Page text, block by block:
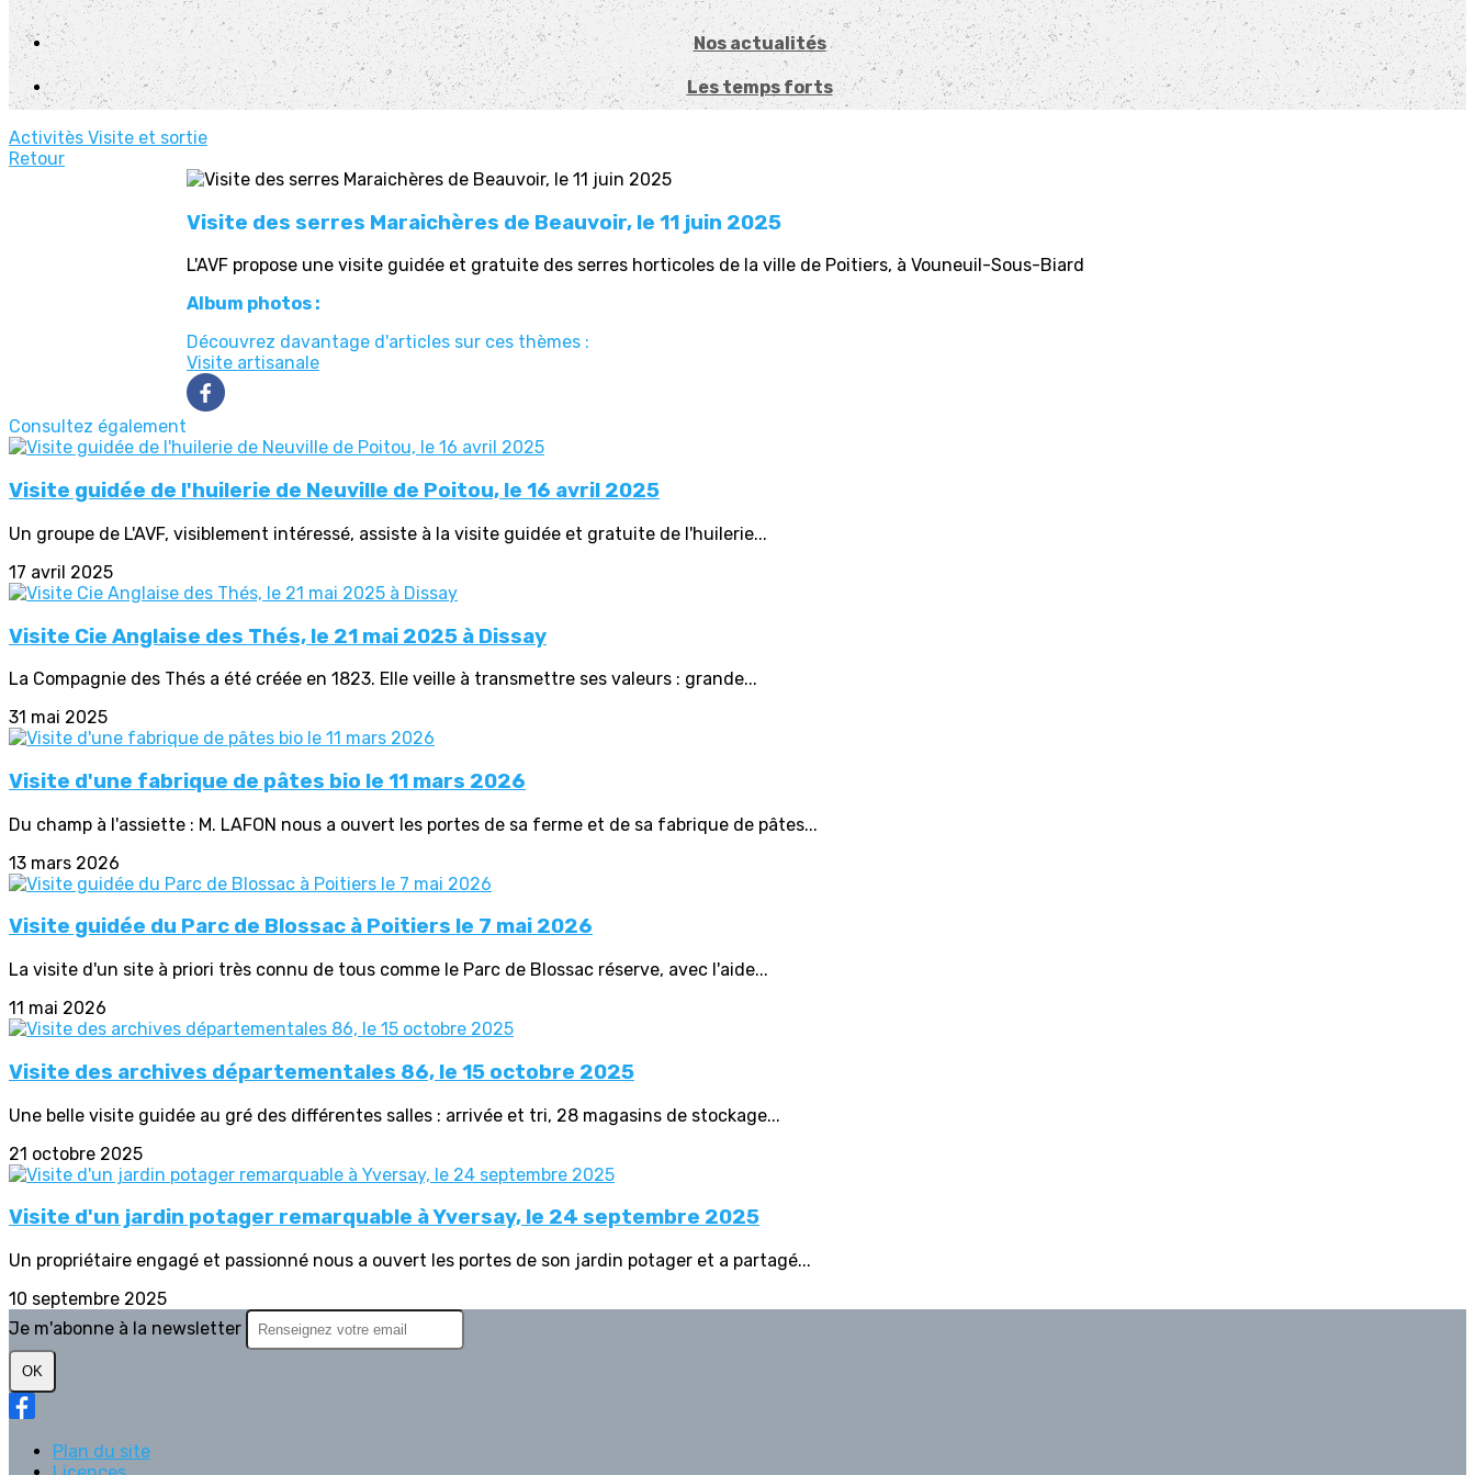
Nos actualités
Les temps forts
Activitès Visite et sortie
Retour
Visite des serres Maraichères de Beauvoir, le 11 juin 2025
L'AVF propose une visite guidée et gratuite des serres horticoles de la ville de Poitiers, à Vouneuil-Sous-Biard
Album photos :
Découvrez davantage d'articles sur ces thèmes :
Visite artisanale
Consultez également
Visite guidée de l'huilerie de Neuville de Poitou, le 16 avril 2025
Un groupe de L'AVF, visiblement intéressé, assiste à la visite guidée et gratuite de l'huilerie...
17 avril 2025
Visite Cie Anglaise des Thés, le 21 mai 2025 à Dissay
La Compagnie des Thés a été créée en 1823. Elle veille à transmettre ses valeurs : grande...
31 mai 2025
Visite d'une fabrique de pâtes bio le 11 mars 2026
Du champ à l'assiette : M. LAFON nous a ouvert les portes de sa ferme et de sa fabrique de pâtes...
13 mars 2026
Visite guidée du Parc de Blossac à Poitiers le 7 mai 2026
La visite d'un site à priori très connu de tous comme le Parc de Blossac réserve, avec l'aide...
11 mai 2026
Visite des archives départementales 86, le 15 octobre 2025
Une belle visite guidée au gré des différentes salles : arrivée et tri, 28 magasins de stockage...
21 octobre 2025
Visite d'un jardin potager remarquable à Yversay, le 24 septembre 2025
Un propriétaire engagé et passionné nous a ouvert les portes de son jardin potager et a partagé...
10 septembre 2025
Je m'abonne à la newsletter
OK
Plan du site